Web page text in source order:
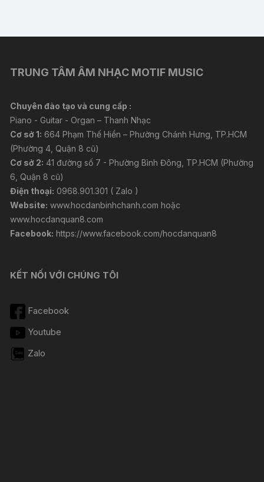
TRUNG TÂM ÂM NHẠC MOTIF MUSIC
Chuyên đào tạo và cung cấp :
Piano - Guitar - Organ – Thanh Nhạc
Cơ sở 1: 664 Phạm Thế Hiển – Phường Chánh Hưng, TP.HCM
(Phường 4, Quận 8 cũ)
Cơ sở 2: 41 đường số 7 - Phường Bình Đông, TP.HCM (Phường
6, Quận 8 cũ)
Điện thoại: 0968.901.301 ( Zalo )
Website: www.hocdanbinhchanh.com hoặc
www.hocdanquan8.com
Facebook: https://www.facebook.com/hocdanquan8
KẾT NỐI VỚI CHÚNG TÔI
Facebook
Youtube
Zalo